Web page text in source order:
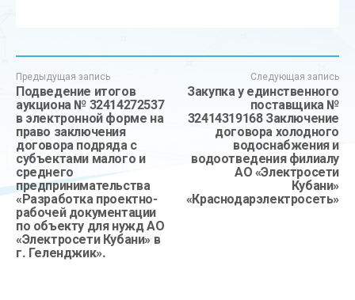
Предыдущая запись
Подведение итогов
аукциона № 32414272537
в электронной форме на
право заключения
договора подряда с
субъектами малого и
среднего
предпринимательства
«Разработка проектно-
рабочей документации
по объекту для нужд АО
«Электросети Кубани» в
г. Геленджик».
Следующая запись
Закупка у единственного
поставщика №
32414319168 Заключение
договора холодного
водоснабжения и
водоотведения филиалу
АО «Электросети
Кубани»
«Краснодарэлектросеть»